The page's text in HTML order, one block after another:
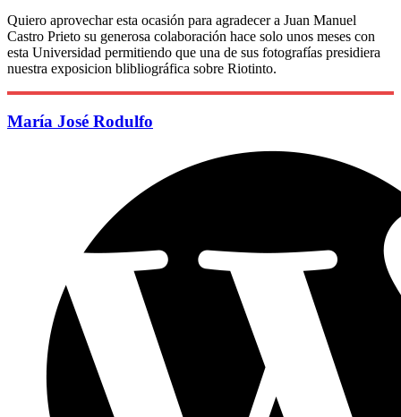
Quiero aprovechar esta ocasión para agradecer a Juan Manuel
Castro Prieto su generosa colaboración hace solo unos meses con
esta Universidad permitiendo que una de sus fotografías presidiera
nuestra exposicion blibliográfica sobre Riotinto.
María José Rodulfo